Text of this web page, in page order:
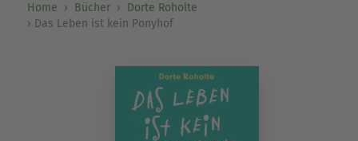
Home
Bücher
Dorte Roholte
Das Leben ist kein Ponyhof